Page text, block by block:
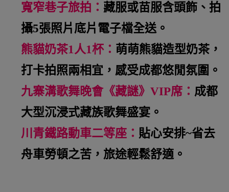
寬窄巷子旅拍： 藏服或苗服含頭飾、拍
攝5張照片底片電子檔全送。
熊貓奶茶1人1杯： 萌萌熊貓造型奶茶，
打卡拍照兩相宜，感受成都悠閒氛圍。
九寨溝歌舞晚會《藏謎》VIP席： 成都
大型沉浸式藏族歌舞盛宴。
川青鐵路動車二等座： 貼心安排~省去
舟車勞頓之苦，旅途輕鬆舒適。